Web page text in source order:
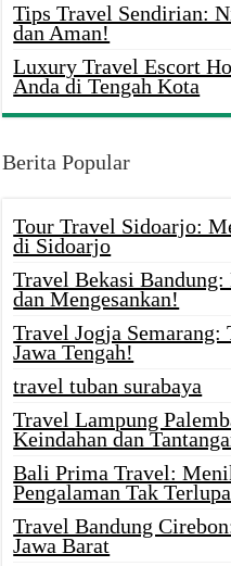
Tips Travel Sendirian:
dan Aman!
Luxury Travel Escort
Anda di Tengah Kota
Berita Popular
Tour Travel Sidoarjo:
di Sidoarjo
Travel Bekasi
dan Mengesankan!
Travel Jogja Semarang:
Jawa Tengah!
travel tuban surabaya
Travel Lampung
Keindahan dan
Bali Prima Travel:
Pengalaman Tak
Travel Bandung
Jawa Barat